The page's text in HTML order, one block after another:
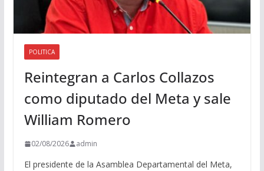
POLITICA
Reintegran a Carlos Collazos
como diputado del Meta y sale
William Romero
02/08/2026 admin
El presidente de la Asamblea Departamental del Meta,